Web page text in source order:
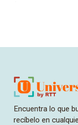
Encuentra lo que
recíbelo en